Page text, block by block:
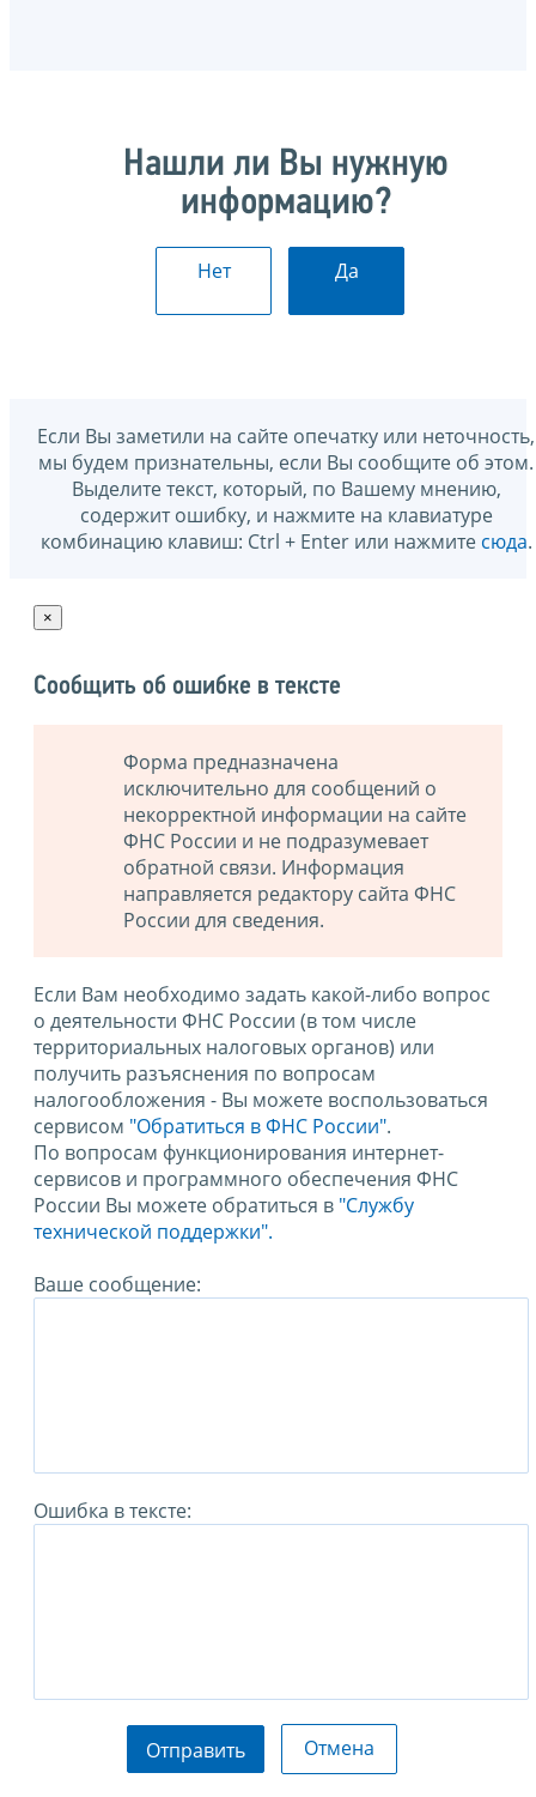
Нашли ли Вы нужную
информацию?
Нет Да
Если Вы заметили на сайте опечатку или неточность,
мы будем признательны, если Вы сообщите об этом.
Выделите текст, который, по Вашему мнению,
содержит ошибку, и нажмите на клавиатуре
комбинацию клавиш: Ctrl + Enter или нажмите сюда.
×
Сообщить об ошибке в тексте
Форма предназначена
исключительно для сообщений о
некорректной информации на сайте
ФНС России и не подразумевает
обратной связи. Информация
направляется редактору сайта ФНС
России для сведения.
Если Вам необходимо задать какой-либо вопрос
о деятельности ФНС России (в том числе
территориальных налоговых органов) или
получить разъяснения по вопросам
налогообложения - Вы можете воспользоваться
сервисом "Обратиться в ФНС России".
По вопросам функционирования интернет-
сервисов и программного обеспечения ФНС
России Вы можете обратиться в "Службу
технической поддержки".
Ваше сообщение:
Ошибка в тексте:
Отправить Отмена